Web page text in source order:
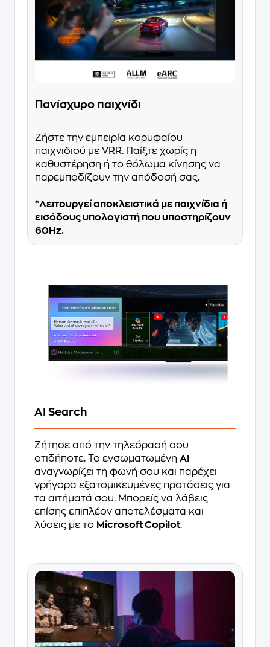
Πανίσχυρο παιχνίδι
Ζήστε την εμπειρία κορυφαίου
παιχνιδιού με VRR. Παίξτε χωρίς η
καθυστέρηση ή το θόλωμα κίνησης να
παρεμποδίζουν την απόδοσή σας.
*Λειτουργεί αποκλειστικά με παιχνίδια ή
εισόδους υπολογιστή που υποστηρίζουν
60Hz.
AI Search
Ζήτησε από την τηλεόρασή σου
οτιδήποτε. Το ενσωματωμένη AI
αναγνωρίζει τη φωνή σου και παρέχει
γρήγορα εξατομικευμένες προτάσεις για
τα αιτήματά σου. Μπορείς να λάβεις
επίσης επιπλέον αποτελέσματα και
λύσεις με το Microsoft Copilot.